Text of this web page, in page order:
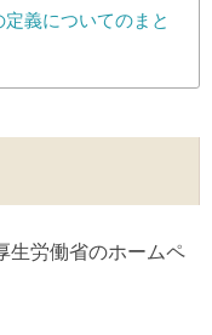
義についてのまと
生労働省のホームペ